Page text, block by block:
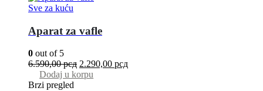
Sve za kuću
Aparat za vafle
0 out of 5
6.590,00рсд 2.290,00 рсд
Dodaj u korpu
Brzi pregled